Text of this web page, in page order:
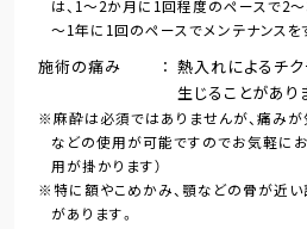
は、1～2か月に1回程度のペースで2
～1年に1回のペースでメンテナンスを
施術の痛み
熱入れによるチ
生じることがあり
麻酔は必須ではありませんが、痛み
などの使用が可能ですのでお気軽にお
用が掛かります）
特に額やこめかみ、顎などの骨が近
があります。